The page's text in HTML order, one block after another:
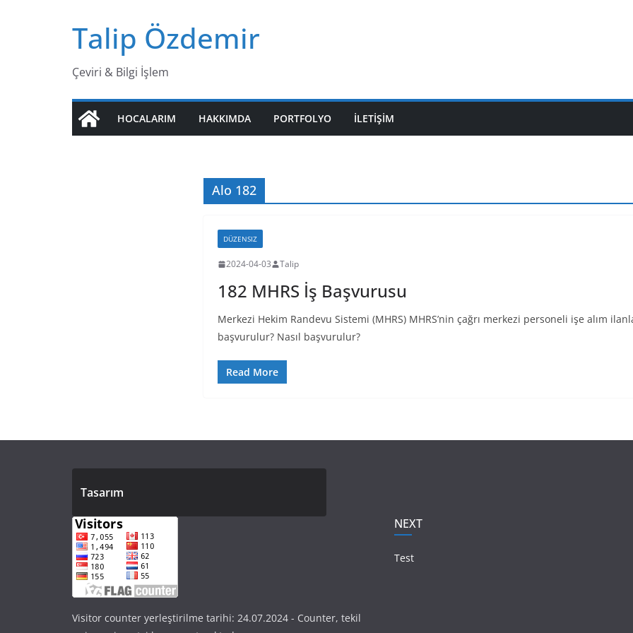
Talip Özdemir
Çeviri & Bilgi İşlem
HOCALARIM HAKKIMDA PORTFOLYO İLETİŞİM
Alo 182
DÜZENSIZ
2024-04-03 Talip
182 MHRS İş Başvurusu
Merkezi Hekim Randevu Sistemi (MHRS) MHRS’nin çağrı merkezi personeli işe alım
başvurulur? Nasıl başvurulur?
Read More
Tasarım
Visitor counter yerleştirilme tarihi: 24.07.2024 - Counter, tekil
NEXT
Test